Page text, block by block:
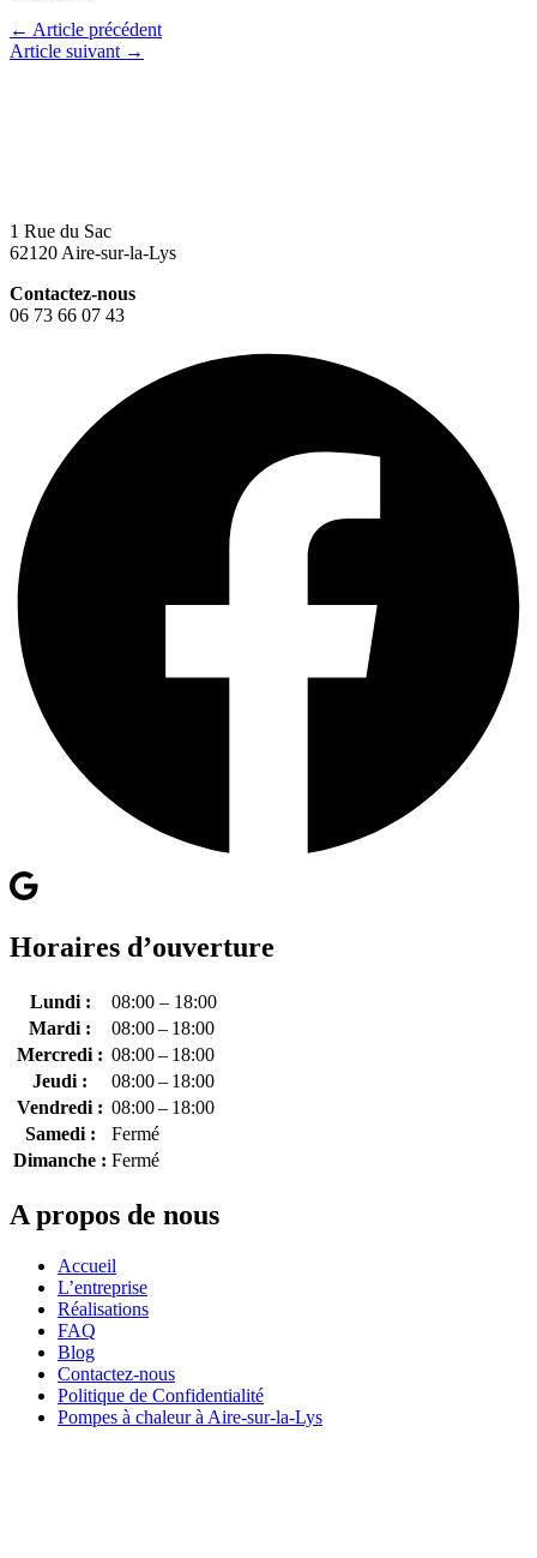
← Article précédent
Article suivant →
1 Rue du Sac
62120 Aire-sur-la-Lys
Contactez-nous
06 73 66 07 43
Horaires d’ouverture
Lundi :
08:00 – 18:00
Mardi :
08:00 – 18:00
Mercredi : 08:00 – 18:00
Jeudi :
08:00 – 18:00
Vendredi : 08:00 – 18:00
Samedi :
Fermé
Dimanche : Fermé
A propos de nous
Accueil
L’entreprise
Réalisations
FAQ
Blog
Contactez-nous
Politique de Confidentialité
Pompes à chaleur à Aire-sur-la-Lys